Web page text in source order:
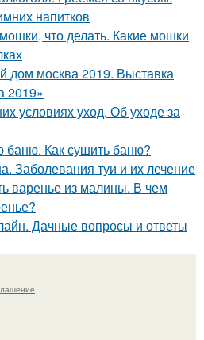
напитков
что делать. Какие мошки
дом москва 2019. Выставка
2019»
условиях уход. Об уходе за
баню. Как сушить баню?
Заболевания туи и их лечение
варенье из малины. В чем
Дачные вопросы и ответы